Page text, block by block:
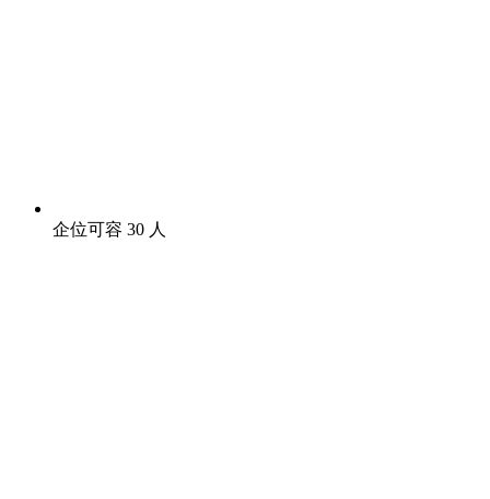
企位可容 30 人